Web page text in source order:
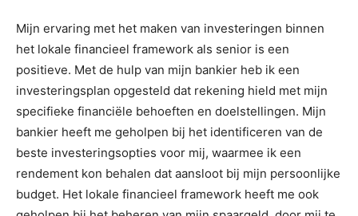
Mijn ervaring met het maken van investeringen binnen
het lokale financieel framework als senior is een
positieve. Met de hulp van mijn bankier heb ik een
investeringsplan opgesteld dat rekening hield met mijn
specifieke financiële behoeften en doelstellingen. Mijn
bankier heeft me geholpen bij het identificeren van de
beste investeringsopties voor mij, waarmee ik een
rendement kon behalen dat aansloot bij mijn persoonlijke
budget. Het lokale financieel framework heeft me ook